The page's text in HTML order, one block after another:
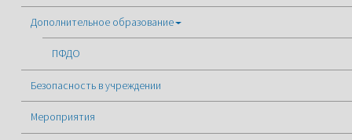
Дополнительное образование
ПФДО
Безопасность в учреждении
Мероприятия